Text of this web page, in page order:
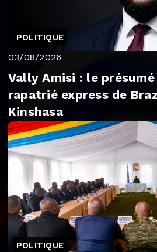
POLITIQUE
03/08/2026
Vally Amisi : le présumé
rapatrié express de
Kinshasa
POLITIQUE